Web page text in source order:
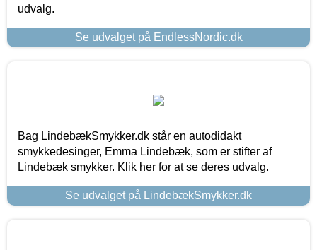
udvalg.
Se udvalget på EndlessNordic.dk
Bag LindebækSmykker.dk står en autodidakt
smykkedesinger, Emma Lindebæk, som er stifter af
Lindebæk smykker. Klik her for at se deres udvalg.
Se udvalget på LindebækSmykker.dk